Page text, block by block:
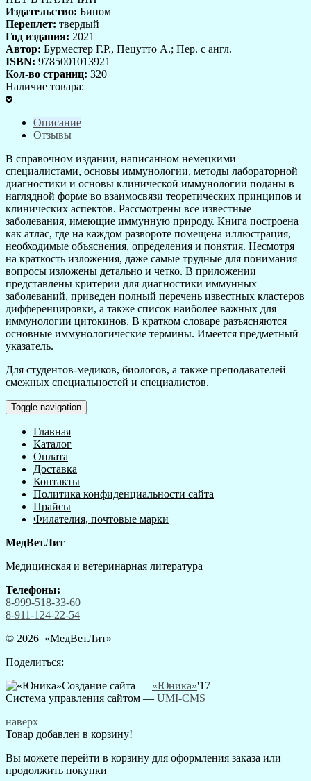
Издательство: Бином
Переплет: твердый
Год издания: 2021
Автор: Бурместер Г.Р., Пецутто А.; Пер. с англ.
ISBN: 9785001013921
Кол-во страниц: 320
Наличие товара:
Описание
Отзывы
В справочном издании, написанном немецкими
специалистами, основы иммунологии, методы лабораторной
диагностики и основы клинической иммунологии поданы в
наглядной форме во взаимосвязи теоретических принципов и
клинических аспектов. Рассмотрены все известные
заболевания, имеющие иммунную природу. Книга построена
как атлас, где на каждом развороте помещена иллюстрация,
необходимые объяснения, определения и понятия. Несмотря
на краткость изложения, даже самые трудные для понимания
вопросы изложены детально и четко. В приложении
представлены критерии для диагностики иммунных
заболеваний, приведен полный перечень известных кластеров
дифференцировки, а также список наиболее важных для
иммунологии цитокинов. В кратком словаре разъясняются
основные иммунологические термины. Имеется предметный
указатель.
Для студентов-медиков, биологов, а также преподавателей
смежных специальностей и специалистов.
Toggle navigation
Главная
Каталог
Оплата
Доставка
Контакты
Политика конфиденциальности сайта
Прайсы
Филателия, почтовые марки
МедВетЛит
Медицинская и ветеринарная литература
Телефоны:
8-999-518-33-60
8-911-124-22-54
© 2026 «МедВетЛит»
Поделиться:
Создание сайта — «Юника»'17
Система управления сайтом — UMI-CMS
наверх
Товар добавлен в корзину!
Вы можете перейти в корзину для оформления заказа или
продолжить покупки